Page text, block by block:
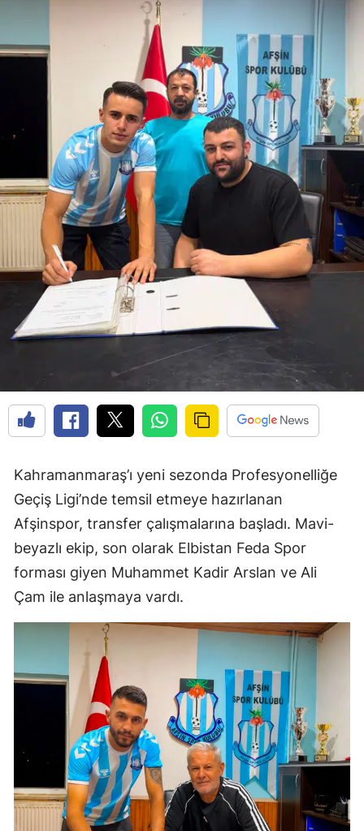
Kahramanmaraş’ı yeni sezonda Profesyonelliğe
Geçiş Ligi’nde temsil etmeye hazırlanan
Afşinspor, transfer çalışmalarına başladı. Mavi-
beyazlı ekip, son olarak Elbistan Feda Spor
forması giyen Muhammet Kadir Arslan ve Ali
Çam ile anlaşmaya vardı.